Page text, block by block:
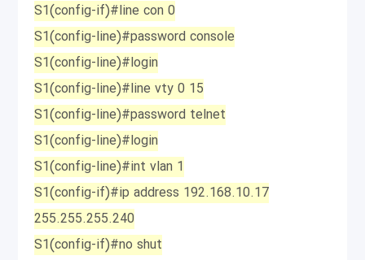
S1(config-if)#line con 0
S1(config-line)#password console
S1(config-line)#login
S1(config-line)#line vty 0 15
S1(config-line)#password telnet
S1(config-line)#login
S1(config-line)#int vlan 1
S1(config-if)#ip address 192.168.10.17
255.255.255.240
S1(config-if)#no shut